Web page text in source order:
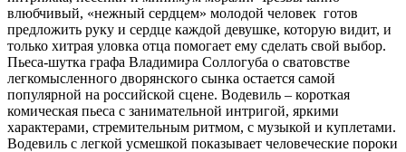
влюбчивый, «нежный сердцем» молодой человек готов
предложить руку и сердце каждой девушке, которую видит, и
только хитрая уловка отца помогает ему сделать свой выбор.
Пьеса-шутка графа Владимира Соллогуба о сватовстве
легкомысленного дворянского сынка остается самой
популярной на российской сцене. Водевиль – короткая
комическая пьеса с занимательной интригой, яркими
характерами, стремительным ритмом, с музыкой и куплетами.
Водевиль с легкой усмешкой показывает человеческие пороки